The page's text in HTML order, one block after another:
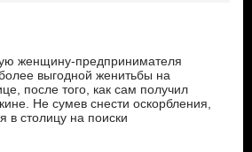
женщину-предпринимателя
выгодной женитьбы на
после того, как сам получил
Не сумев снести оскорбления,
в столицу на поиски